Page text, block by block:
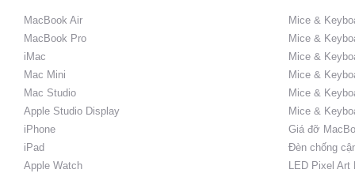
MacBook Air
MacBook Pro
iMac
Mac Mini
Mac Studio
Apple Studio Display
iPhone
iPad
Apple Watch
Mice &
Mice &
Mice &
Mice &
Mice &
Mice &
Giá đỡ
Đèn chống
LED Pixel Art